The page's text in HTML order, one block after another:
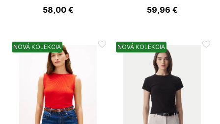
58,00 €
Tommy Hilfiger
59,96 €
NOVÁ KOLEKCIA NOVÁ KOLEKCIA